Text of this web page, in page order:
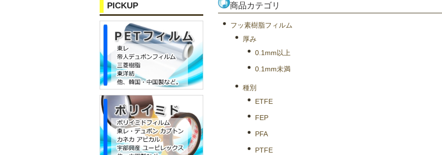
商品カテゴリ
フッ素樹脂フィルム
厚み
0.1mm以上
0.1mm未満
種別
ETFE
FEP
PFA
PTFE
PICKUP